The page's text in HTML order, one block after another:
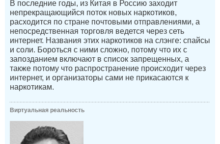
В последние годы, из Китая в Россию заходит
непрекращающийся поток новых наркотиков,
расходится по стране почтовыми отправлениями, а
непосредственная торговля ведется через сеть
интернет. Названия этих наркотиков на слэнге: спайсы
и соли. Бороться с ними сложно, потому что их с
запозданием включают в список запрещенных, а
также потому что распространение происходит через
интернет, и организаторы сами не прикасаются к
наркотикам.
Виртуальная реальность